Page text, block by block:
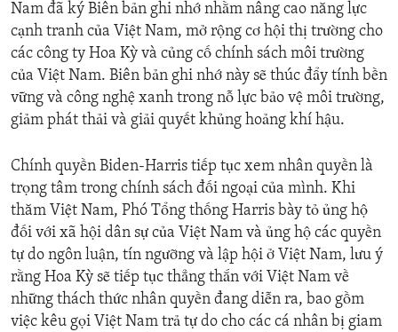
Nam đã ký Biên bản ghi nhớ nhằm nâng cao năng lực
cạnh tranh của Việt Nam, mở rộng cơ hội thị trường cho
các công ty Hoa Kỳ và củng cố chính sách môi trường
của Việt Nam. Biên bản ghi nhớ này sẽ thúc đẩy tính bền
vững và công nghệ xanh trong nỗ lực bảo vệ môi trường,
giảm phát thải và giải quyết khủng hoảng khí hậu.
Chính quyền Biden-Harris tiếp tục xem nhân quyền là
trọng tâm trong chính sách đối ngoại của mình. Khi
thăm Việt Nam, Phó Tổng thống Harris bày tỏ ủng hộ
đối với xã hội dân sự của Việt Nam và ủng hộ các quyền
tự do ngôn luận, tín ngưỡng và lập hội ở Việt Nam, lưu ý
rằng Hoa Kỳ sẽ tiếp tục thẳng thắn với Việt Nam về
những thách thức nhân quyền đang diễn ra, bao gồm
việc kêu gọi Việt Nam trả tự do cho các cá nhân bị giam